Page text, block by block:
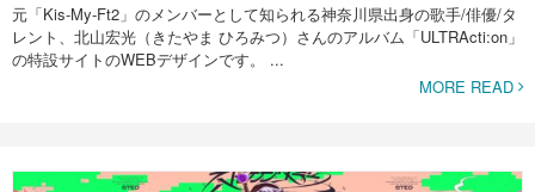
元「Kis-My-Ft2」のメンバーとして知られる神奈川県出身の歌手/俳優/タ
レント、北山宏光（きたやま ひろみつ）さんのアルバム「ULTRActi:on」
の特設サイトのWEBデザインです。 ...
MORE READ